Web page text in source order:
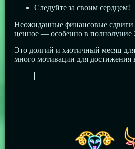
Следуйте за своим сердцем!
Неожиданные финансовые сдвиги
ценное — особенно в полнолуние
Это долгий и хаотичный месяц
много мотивации для достижения